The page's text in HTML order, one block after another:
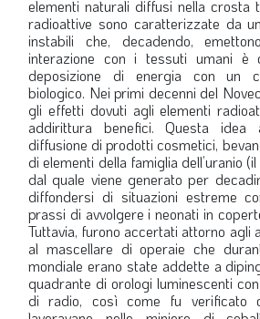
elementi naturali diffusi nella crosta
radioattive sono caratterizzate da
instabili che, decadendo,
interazione con i tessuti umani è
deposizione di energia con un
biologico. Nei primi decenni del
gli effetti dovuti agli elementi
addirittura benefici. Questa idea
diffusione di prodotti cosmetici,
di elementi della famiglia dell’uranio
dal quale viene generato per
diffondersi di situazioni estreme
prassi di avvolgere i neonati in
Tuttavia, furono accertati attorno agli
al mascellare di operaie che
mondiale erano state addette a
quadrante di orologi luminescenti
di radio, così come fu verificato